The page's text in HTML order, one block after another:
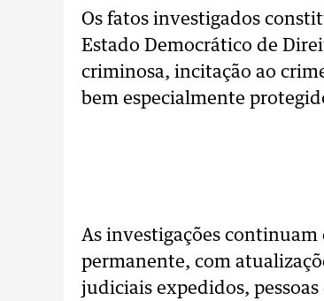
Os fatos investigados
Estado Democrático de
criminosa, incitação ao
bem especialmente
As investigações continuam
permanente, com
judiciais expedidos,